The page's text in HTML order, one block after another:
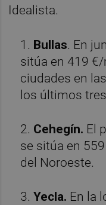
Idealista.
1. Bullas. En
sitúa en 419
ciudades en
los últimos
2. Cehegín. El
se sitúa en
del Noroeste.
3.Yecla. En la